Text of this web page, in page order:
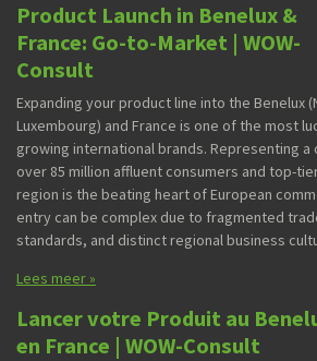
Product Launch in Benelux &
France: Go-to-Market | WOW-
Consult
Expanding your product line into the Benelux
Luxembourg) and France is one of the most
growing international brands. Representing
over 85 million affluent consumers and top-
region is the beating heart of European
entry can be complex due to fragmented
standards, and distinct regional business
Lees meer »
Lancer votre Produit au
en France | WOW-Consult